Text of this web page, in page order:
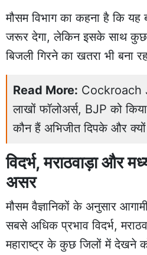
मौसम विभाग का कहना है कि यह
जरूर देगा, लेकिन इसके साथ
बिजली गिरने का खतरा भी बना
Read More: Cockroach
लाखों फॉलोअर्स, BJP को
कौन हैं अभिजीत दिपके और
विदर्भ, मराठवाड़ा और
असर
मौसम वैज्ञानिकों के अनुसार
सबसे अधिक प्रभाव विदर्भ,
महाराष्ट्र के कुछ जिलों में देखने